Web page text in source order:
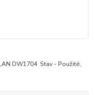
DW1704 Stav - Použité,